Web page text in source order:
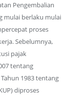
Pengembalian
mulai berlaku mulai
proses
Sebelumnya,
pajak
tentang
1983 tentang
diproses